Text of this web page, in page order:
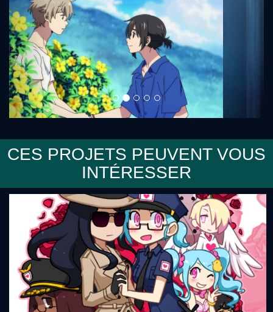
CES PROJETS PEUVENT VOUS
INTÉRESSER